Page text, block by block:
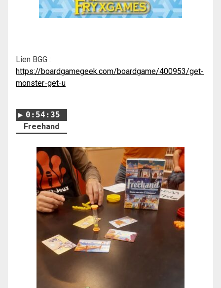
Lien BGG :
https://boardgamegeek.com/boardgame/400953/get-
monster-get-u
0:54:35
Freehand